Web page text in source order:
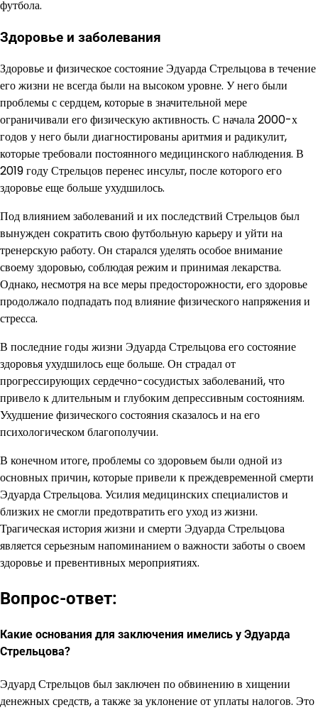
футбола.
Здоровье и заболевания
Здоровье и физическое состояние Эдуарда Стрельцова в течение
его жизни не всегда были на высоком уровне. У него были
проблемы с сердцем, которые в значительной мере
ограничивали его физическую активность. С начала 2000-х
годов у него были диагностированы аритмия и радикулит,
которые требовали постоянного медицинского наблюдения. В
2019 году Стрельцов перенес инсульт, после которого его
здоровье еще больше ухудшилось.
Под влиянием заболеваний и их последствий Стрельцов был
вынужден сократить свою футбольную карьеру и уйти на
тренерскую работу. Он старался уделять особое внимание
своему здоровью, соблюдая режим и принимая лекарства.
Однако, несмотря на все меры предосторожности, его здоровье
продолжало подпадать под влияние физического напряжения и
стресса.
В последние годы жизни Эдуарда Стрельцова его состояние
здоровья ухудшилось еще больше. Он страдал от
прогрессирующих сердечно-сосудистых заболеваний, что
привело к длительным и глубоким депрессивным состояниям.
Ухудшение физического состояния сказалось и на его
психологическом благополучии.
В конечном итоге, проблемы со здоровьем были одной из
основных причин, которые привели к преждевременной смерти
Эдуарда Стрельцова. Усилия медицинских специалистов и
близких не смогли предотвратить его уход из жизни.
Трагическая история жизни и смерти Эдуарда Стрельцова
является серьезным напоминанием о важности заботы о своем
здоровье и превентивных мероприятиях.
Вопрос-ответ:
Какие основания для заключения имелись у Эдуарда
Стрельцова?
Эдуард Стрельцов был заключен по обвинению в хищении
денежных средств, а также за уклонение от уплаты налогов. Это